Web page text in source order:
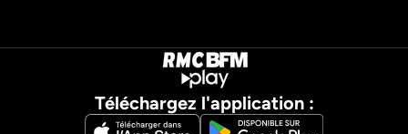
Téléchargez l'application :